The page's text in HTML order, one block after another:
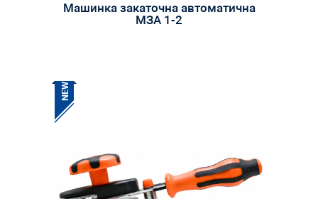
Машинка закаточна автоматична
МЗА 1-2
NEW